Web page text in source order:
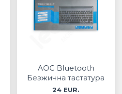
AOC Bluetooth
Безжична тастатура
24 EUR.